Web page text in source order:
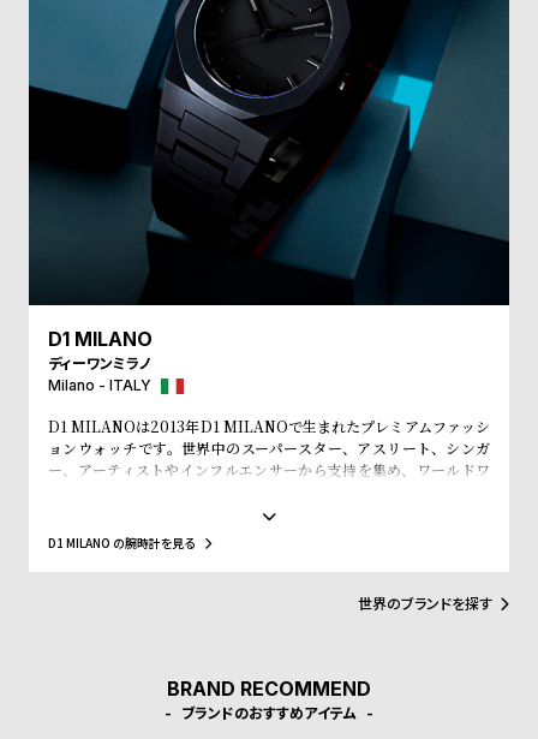
s
e
D1 MILANO
ディーワンミラノ
Milano - ITALY
D1 MILANOは2013年D1 MILANOで生まれたプレミアムファッシ
ョンウォッチです。世界中のスーパースター、アスリート、シンガ
ー、アーティストやインフルエンサーから支持を集め、ワールドワ
970年代のイタリアンなクリアラインと美的感覚にインスパイアさ
れたデザインは、流行を追いかける全ての人々にとってのマストア
イテムとなることでしょう。Forbesによって、ファッションを再定
義する若いイタリアンブランドのトップ10にノミネートされまし
た。その中にはGQやVogue、Elle、Esquireなどファッション業界
D1 MILANO の腕時計を見る
世界のブランドを探す
BRAND RECOMMEND
ブランドのおすすめアイテム